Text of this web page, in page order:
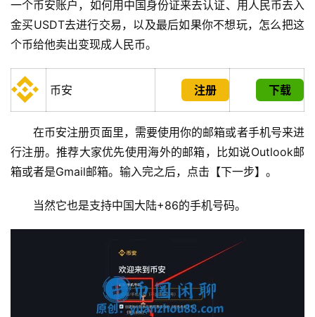
一个币安账户，如何用中国身份证来去认证、用人民币去入
金买USDT去进行交易，以及最后如果你不想玩，怎么把这
个币给他卖出变现成人民币。
币安 注册 下载
在币安注册页面里，需要使用你的邮箱或者手机号来进
行注册。推荐大家优先使用海外的邮箱，比如说Outlook邮
箱或者是Gmail邮箱。输入完之后，点击【下一步】。
当然它也是支持中国大陆+86的手机号码。